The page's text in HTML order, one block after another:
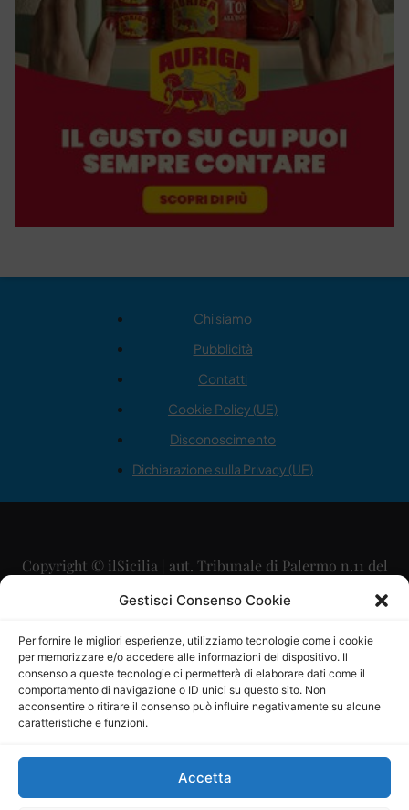
Gestisci Consenso Cookie
Per fornire le migliori esperienze, utilizziamo tecnologie come i cookie
per memorizzare e/o accedere alle informazioni del dispositivo. Il
consenso a queste tecnologie ci permetterà di elaborare dati come il
comportamento di navigazione o ID unici su questo sito. Non
acconsentire o ritirare il consenso può influire negativamente su alcune
caratteristiche e funzioni.
Accetta
Chi siamo
Pubblicità
Contatti
Cookie Policy (UE)
Disconoscimento
Dichiarazione sulla Privacy (UE)
Copyright © ilSicilia | aut. Tribunale di Palermo n.11 del
29/09/2015
Direttore Editoriale: Maurizio Scaglione
Direttore Responsabile: Maria Calabrese
P.IVA: 06334930820
Mercurio Comunicazione Società Cooperativa a r.l. è